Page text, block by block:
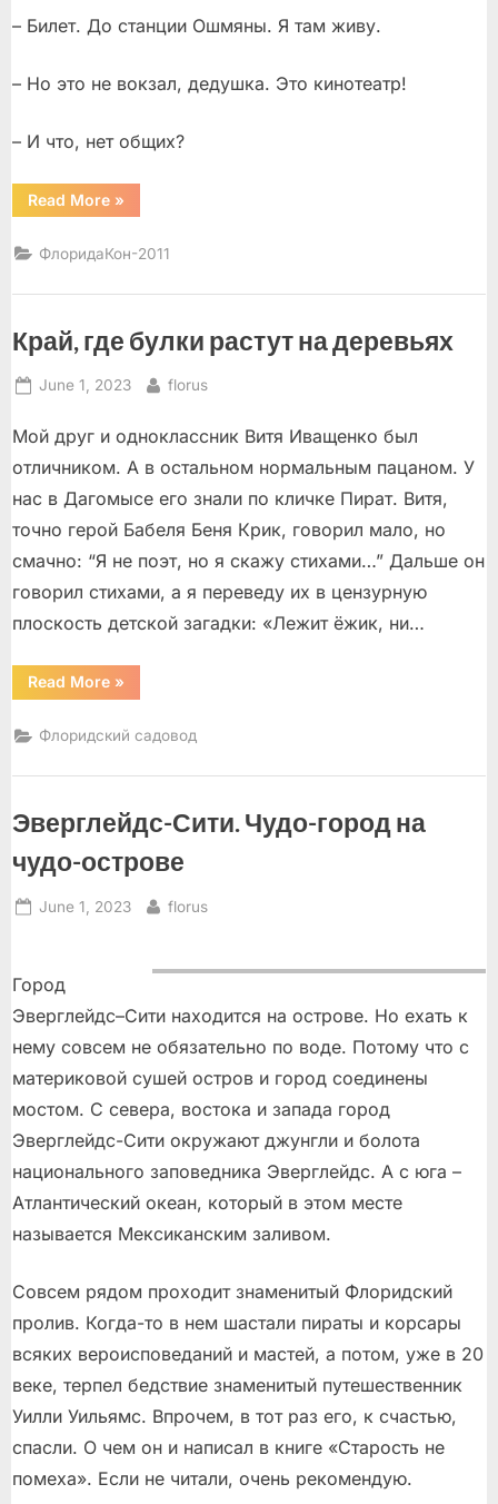
– Билет. До станции Ошмяны. Я там живу.
– Но это не вокзал, дедушка. Это кинотеатр!
– И что, нет общих?
Read More“«Куда
билет?»”
»
ФлоридаКон-2011
Край, где булки растут на деревьях
Posted
June 1, 2023 By
florus
Мой друг и одноклассник Витя Иващенко был
отличником. А в остальном нормальным пацаном. У
нас в Дагомысе его знали по кличке Пират. Витя,
точно герой Бабеля Беня Крик, говорил мало, но
смачно: “Я не поэт, но я скажу стихами…” Дальше он
говорил стихами, а я переведу их в цензурную
плоскость детской загадки: «Лежит ёжик, ни…
Read More“Край,
где
растут
на
»
Флоридский садовод
Эверглейдс-Сити. Чудо-город на
чудо-острове
Posted
June 1, 2023 By
florus
Город
Эверглейдс–Сити находится на острове. Но ехать к
нему совсем не обязательно по воде. Потому что с
материковой сушей остров и город соединены
мостом. С севера, востока и запада город
Эверглейдс-Сити окружают джунгли и болота
национального заповедника Эверглейдс. А с юга –
Атлантический океан, который в этом месте
называется Мексиканским заливом.
Совсем рядом проходит знаменитый Флоридский
пролив. Когда-то в нем шастали пираты и корсары
всяких вероисповеданий и мастей, а потом, уже в 20
веке, терпел бедствие знаменитый путешественник
Уилли Уильямс. Впрочем, в тот раз его, к счастью,
спасли. О чем он и написал в книге «Старость не
помеха». Если не читали, очень рекомендую.